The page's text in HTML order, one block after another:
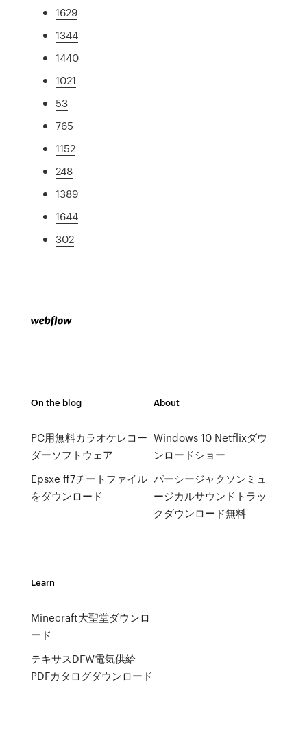
1629
1344
1440
1021
53
765
1152
248
1389
1644
302
On the blog
PC用無料カラオケレコー
ダーソフトウェア
Epsxe ff7チートファイル
をダウンロード
About
Windows 10 Netflixダウ
ンロードショー
パーシージャクソンミュ
ージカルサウンドトラッ
クダウンロード無料
Learn
Minecraft大聖堂ダウンロ
ード
テキサスDFW電気供給
PDFカタログダウンロード